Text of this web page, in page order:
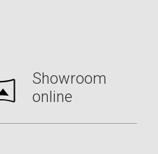
Showroom
online